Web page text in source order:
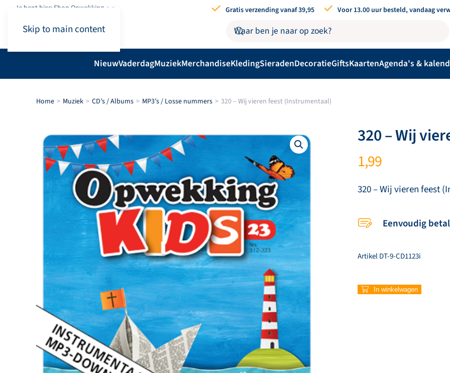
Skip to main content
Je bent hier: Shop.Opwekking Gratis verzending vanaf 39,95 Voor 13.00 uur besteld, vandaag
NieuwVaderdagMuziekMerchandiseKledingSieradenDecoratieGiftsKaartenAgenda's &
Home Muziek CD’s / Albums MP3’s / Losse nummers 320 – Wij vieren feest (Instrumentaal)
320 – Wij
1,99
320 – Wij vieren feest
Eenvoudig
ArtikelDT-9-CD1123i
320
–
In winkelwagen